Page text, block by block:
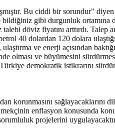
Bu ciddi bir sorundur"
gibi durgunluk ortamına
döviz fiyatını arttırdı. Talep
40 dolardan 120 dolara
ve enerji açısından
olması ve büyümesini
demokratik istikrarını
korunmasını
enflasyon konusunda
projelerini